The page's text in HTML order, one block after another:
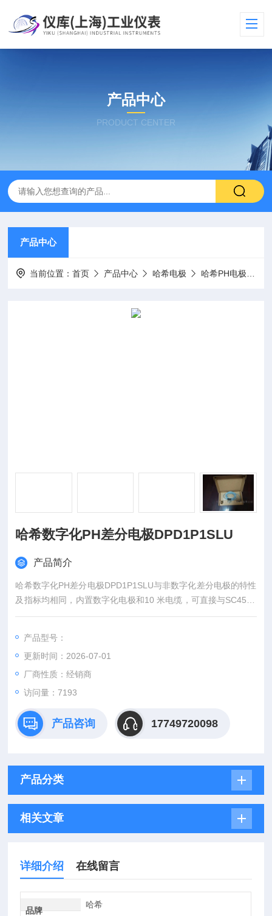
产品中心
PRODUCT CENTER
产品中心
当前位置：首页 产品中心 哈希电极 哈希PH电极
哈希数字化PH差分电极DPD1P1SLU
产品简介
哈希数字化PH差分电极DPD1P1SLU与非数字化差分电极的特性
及指标均相同，内置数字化电极和10 米电缆，可直接与SC4500
sc200(数字)控制器连接。
产品型号：
更新时间：2026-07-01
厂商性质：经销商
访问量：7193
产品咨询 17749720098
产品分类
相关文章
详细介绍 在线留言
品牌
哈希